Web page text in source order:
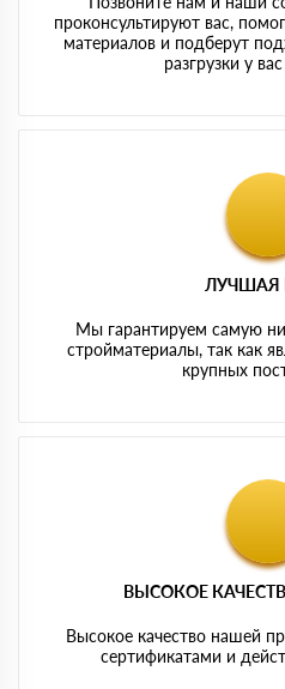
проконсультируют вас,
материалов и подберут
разгрузки у
ЛУЧШАЯ
Мы гарантируем самую
стройматериалы, так как
крупных
ВЫСОКОЕ
Высокое качество нашей
сертификатами и